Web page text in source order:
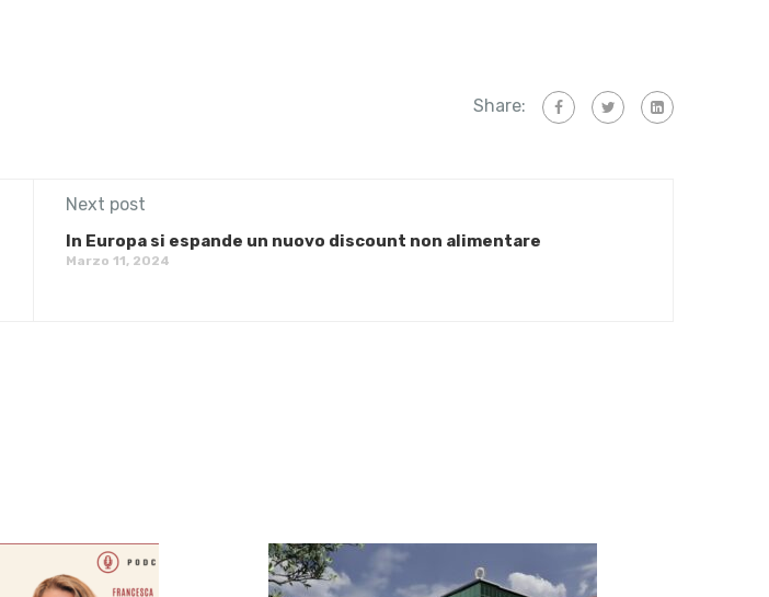
Share:
Next post
In Europa si espande un nuovo discount non alimentare
Marzo 11, 2024